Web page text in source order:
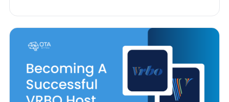
esențiale dintre aceste două soluții? Poate
proprietatea ta de vacanță să funcționeze doar cu
una dintre ele? Ai avea nevoie de amândouă […]